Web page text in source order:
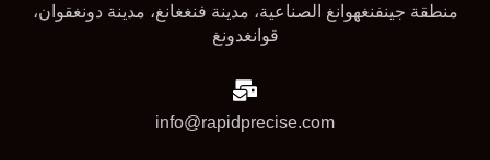
منطقة جينفنغهوانغ الصناعية، مدينة فنغغانغ، مدينة دونغقوان،
قوانغدونغ
info@rapidprecise.com